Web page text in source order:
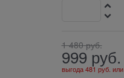
1 480 руб.
999 руб.
выгода481 руб. или